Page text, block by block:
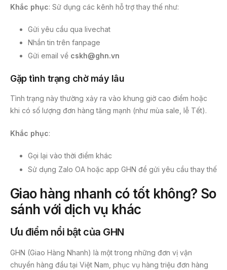
Khắc phục: Sử dụng các kênh hỗ trợ thay thế như:
Gửi yêu cầu qua livechat
Nhắn tin trên fanpage
Gửi email về cskh@ghn.vn
Gặp tình trạng chờ máy lâu
Tình trạng này thường xảy ra vào khung giờ cao điểm hoặc
khi có số lượng đơn hàng tăng mạnh (như mùa sale, lễ Tết).
Khắc phục:
Gọi lại vào thời điểm khác
Sử dụng Zalo OA hoặc app GHN để gửi yêu cầu thay thế
Giao hàng nhanh có tốt không? So
sánh với dịch vụ khác
Ưu điểm nổi bật của GHN
GHN (Giao Hàng Nhanh) là một trong những đơn vị vận
chuyển hàng đầu tại Việt Nam, phục vụ hàng triệu đơn hàng